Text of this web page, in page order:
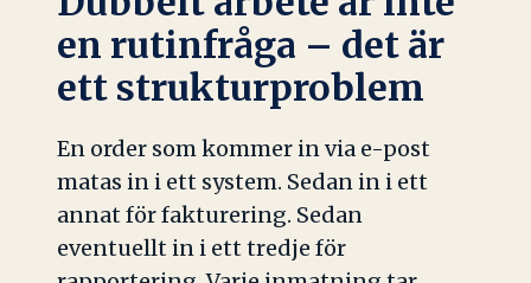
en rutinfråga – det är
ett strukturproblem
En order som kommer in via e-post
matas in i ett system. Sedan in i ett
annat för fakturering. Sedan
eventuellt in i ett tredje för